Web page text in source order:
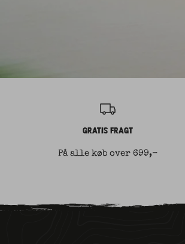
GRATIS FRAGT
På alle køb over 699,-